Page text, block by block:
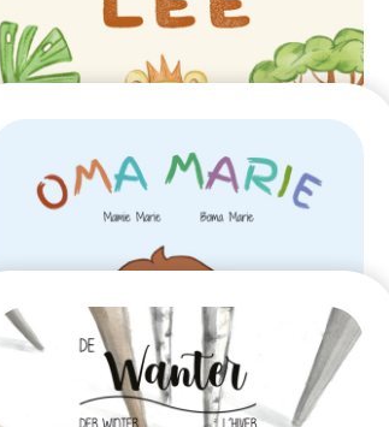
2025
Un pigeon ne porte pas
que du gris
2025
Lee